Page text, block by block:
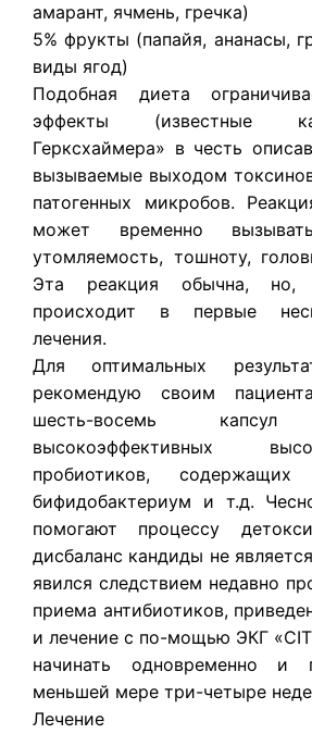
амарант, ячмень, гречка)
5% фрукты (папайя, ананасы,
виды ягод)
Подобная диета
эффекты (известные
Герксхаймера» в честь
вызываемые выходом
патогенных микробов.
может временно
утомляемость, тошноту,
Эта реакция обычна, но,
происходит в первые
лечения.
Для оптимальных
рекомендую своим
шесть-восемь
высокоэффективных
пробиотиков, содержащих
бифидобактериум и т.д.
помогают процессу
дисбаланс кандиды не
явился следствием недавно
приема антибиотиков,
и лечение с по-мощью ЭКГ
начинать одновременно и
меньшей мере три-четыре
Лечение